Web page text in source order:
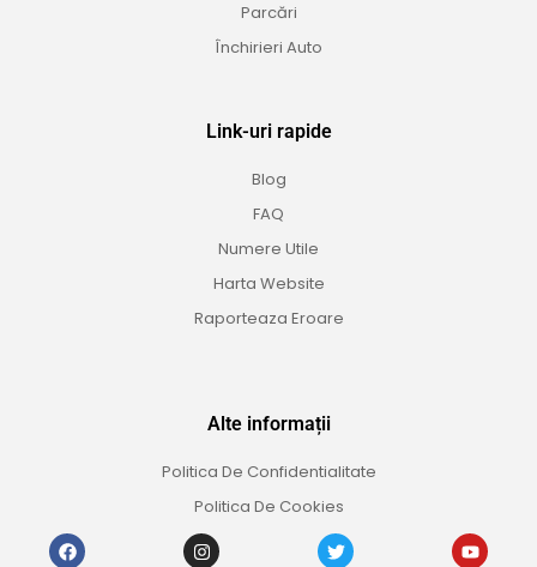
Parcări
Închirieri Auto
Link-uri rapide
Blog
FAQ
Numere Utile
Harta Website
Raporteaza Eroare
Alte informații
Politica De Confidentialitate
Politica De Cookies